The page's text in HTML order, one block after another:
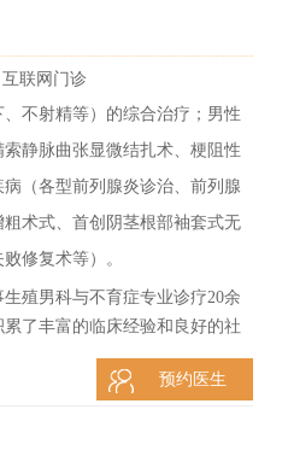
术会议上作专题报告。参研省
互联网门诊
不射精等）的综合治疗；男性
静脉曲张显微结扎术、梗阻性
（各型前列腺炎诊治、前列腺
术式、首创阴茎根部袖套式无
修复术等）。
殖男科与不育症专业诊疗20余
了丰富的临床经验和良好的社
并发表演讲，发表多篇国家级、
电视台妇幼频道开展多期关于
预约医生